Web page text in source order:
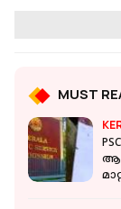
MUST